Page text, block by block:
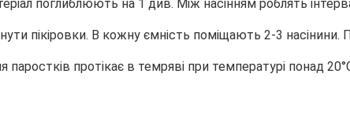
поглиблюють на 1 див. Між насінням роблять
пікіровки. В кожну ємність поміщають 2-3 насінини.
протікає в темряві при температурі понад